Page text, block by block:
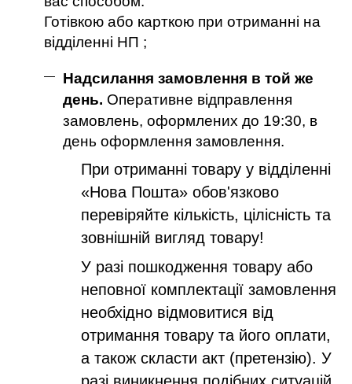
Готівкою або карткою при отриманні на
відділенні НП ;
Надсилання замовлення в той же
день. Оперативне відправлення
замовлень, оформлених до 19:30, в
день оформлення замовлення.
При отриманні товару у відділенні
«Нова Пошта» обов'язково
перевіряйте кількість, цілісність та
зовнішній вигляд товару!
У разі пошкодження товару або
неповної комплектації замовлення
необхідно відмовитися від
отримання товару та його оплати,
а також скласти акт (претензію). У
разі виникнення подібних ситуацій,